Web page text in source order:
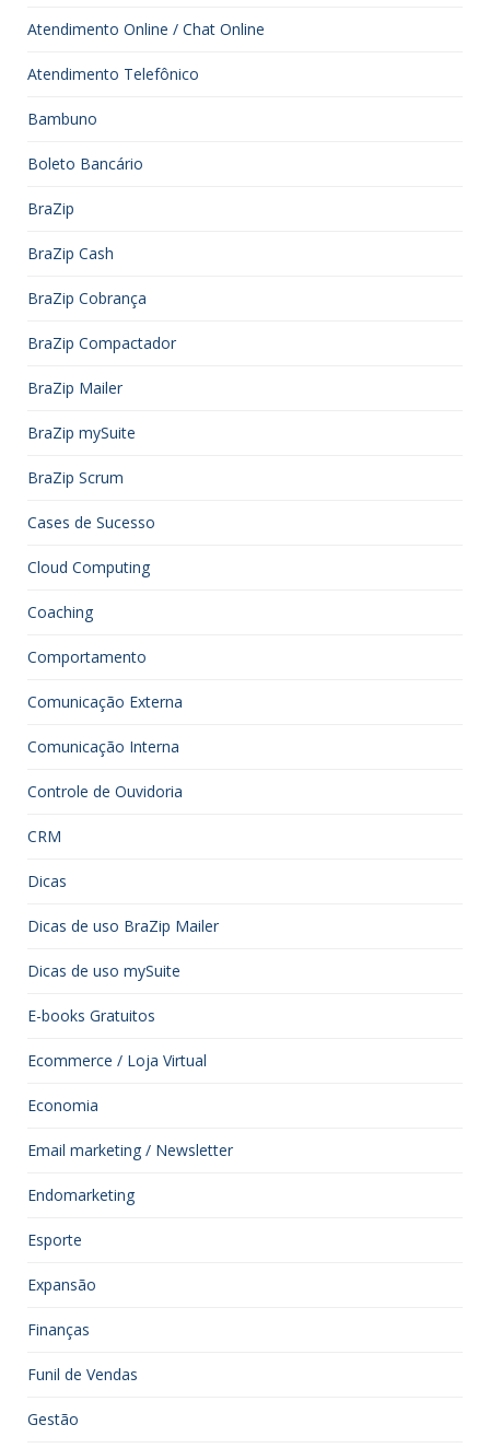
Atendimento Online / Chat Online
Atendimento Telefônico
Bambuno
Boleto Bancário
BraZip
BraZip Cash
BraZip Cobrança
BraZip Compactador
BraZip Mailer
BraZip mySuite
BraZip Scrum
Cases de Sucesso
Cloud Computing
Coaching
Comportamento
Comunicação Externa
Comunicação Interna
Controle de Ouvidoria
CRM
Dicas
Dicas de uso BraZip Mailer
Dicas de uso mySuite
E-books Gratuitos
Ecommerce / Loja Virtual
Economia
Email marketing / Newsletter
Endomarketing
Esporte
Expansão
Finanças
Funil de Vendas
Gestão